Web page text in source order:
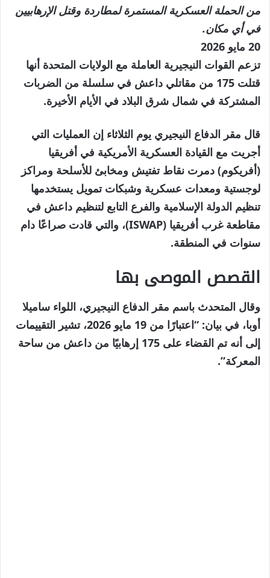
من الحملة العسكرية المستمرة لمطاردة وقتل الإرهابيين
في أي مكان.
نُشرت
في
20
مايو
20 مايو 2026
تزعم القوات النيجيرية العاملة مع الولايات المتحدة أنها
قتلت 175 من مقاتلي داعش في سلسلة من الضربات
المشتركة في شمال شرق البلاد في الأيام الأخيرة.
قال مقر الدفاع النيجيري يوم الثلاثاء إن العمليات التي
أجريت مع القيادة العسكرية الأمريكية في أفريقيا
(أفريكوم) دمرت نقاط تفتيش ومخابئ للأسلحة ومراكز
لوجستية ومعدات عسكرية وشبكات تمويل يستخدمها
تنظيم الدولة الإسلامية والفرع التابع لتنظيم داعش في
مقاطعة غرب أفريقيا (ISWAP)، والتي قادت صراعًا دام
سنوات في المنطقة.
القصص الموصى بها
قائمة
من
4
عناصر
نهاية
القائمة
وقال المتحدث باسم مقر الدفاع النيجيري، اللواء ساميلا
أوبا، في بيان: “اعتبارًا من 19 مايو 2026، تشير التقييمات
إلى أنه تم القضاء على 175 إرهابيًا من داعش من ساحة
المعركة”.